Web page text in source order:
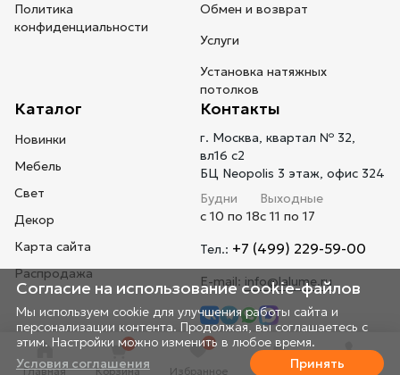
Главная
0
Корзина
0
Избранное Профиль Телефон
Политика
конфиденциальности
Обмен и возврат
Услуги
Установка натяжных
потолков
Каталог
Новинки
Мебель
Свет
Декор
Карта сайта
Распродажа
Контакты
г. Москва, квартал № 32,
вл16 с2
БЦ Neopolis 3 этаж, офис 324
Будни
с 10 по 18
Выходные
с 11 по 17
Тел.: +7 (499) 229-59-00
E-mail: info@lalume.ru
Согласие на использование cookie-файлов
Мы используем cookie для улучшения работы сайта и
персонализации контента. Продолжая, вы соглашаетесь с
этим. Настройки можно изменить в любое время.
Принять
Условия соглашения